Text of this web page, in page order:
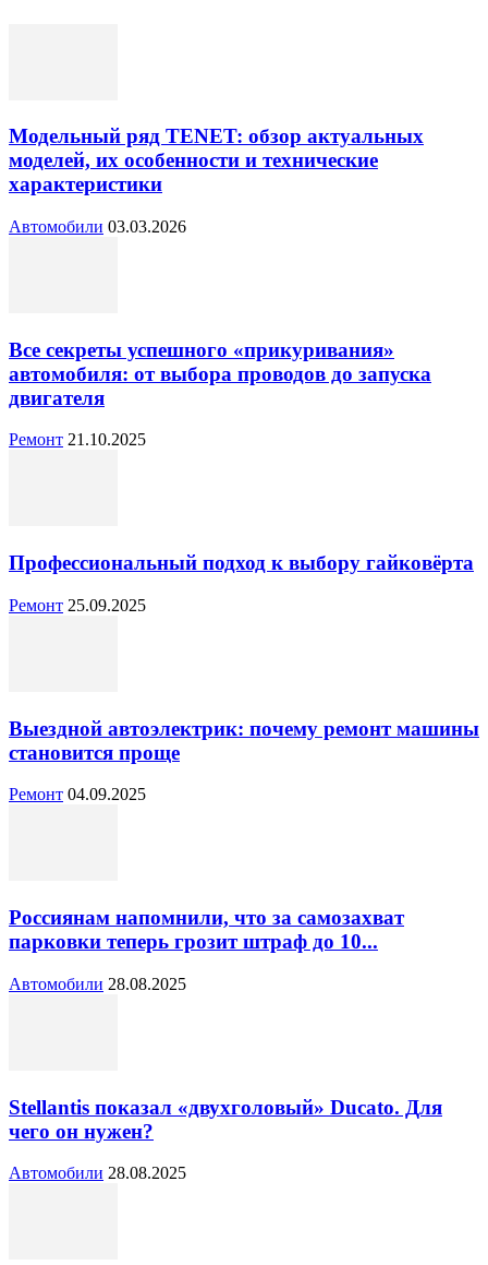
Модельный ряд TENET: обзор актуальных
моделей, их особенности и технические
характеристики
Автомобили 03.03.2026
Все секреты успешного «прикуривания»
автомобиля: от выбора проводов до запуска
двигателя
Ремонт 21.10.2025
Профессиональный подход к выбору гайковёрта
Ремонт 25.09.2025
Выездной автоэлектрик: почему ремонт машины
становится проще
Ремонт 04.09.2025
Россиянам напомнили, что за самозахват
парковки теперь грозит штраф до 10...
Автомобили 28.08.2025
Stellantis показал «двухголовый» Ducato. Для
чего он нужен?
Автомобили 28.08.2025